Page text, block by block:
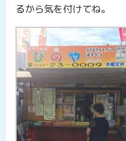
るから気を付けてね。